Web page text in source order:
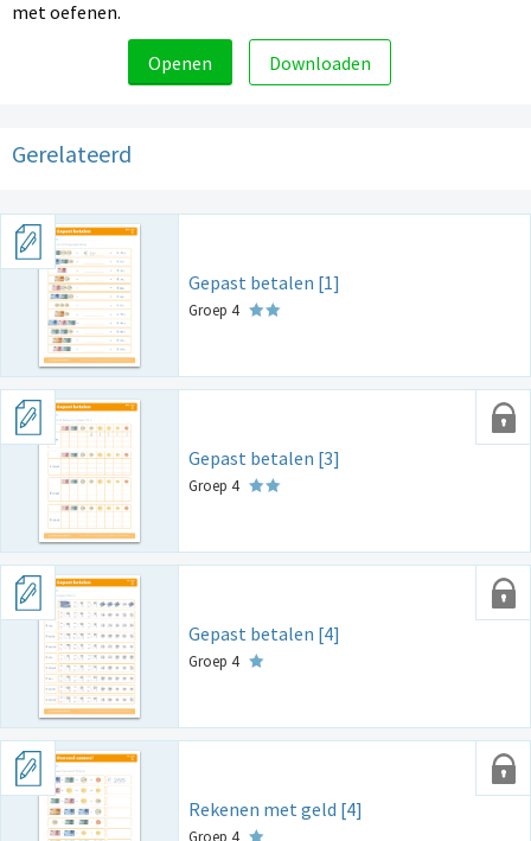
met oefenen.
Openen Downloaden
Gerelateerd
Gepast betalen [1]
Groep 4
Gepast betalen [3]
Groep 4
Gepast betalen [4]
Groep 4
Rekenen met geld [4]
Groep 4